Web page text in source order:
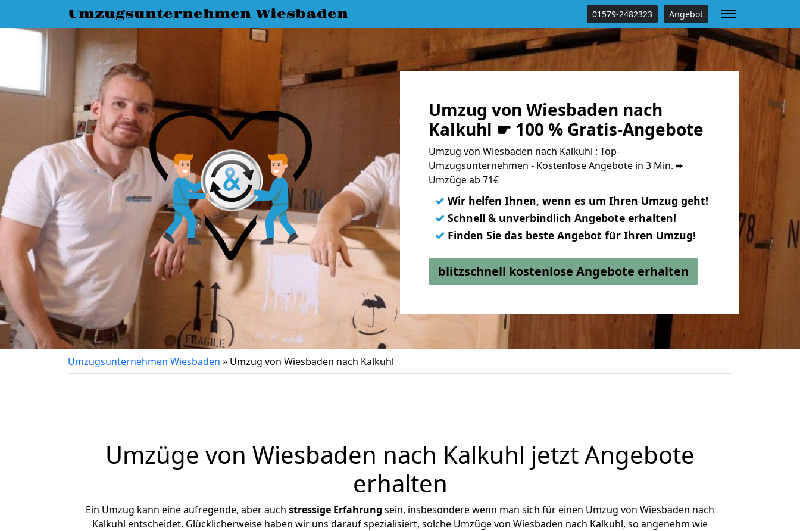
Umzugsunternehmen Wiesbaden 01579-2482323 Angebot
Umzug von Wiesbaden nach
Kalkuhl ☛ 100 % Gratis-Angebote
Umzug von Wiesbaden nach Kalkuhl : Top-
Umzugsunternehmen - Kostenlose Angebote in 3 Min. ➨
Umzüge ab 71€
✓ Wir helfen Ihnen, wenn es um Ihren Umzug geht!
✓ Schnell & unverbindlich Angebote erhalten!
✓ Finden Sie das beste Angebot für Ihren Umzug!
blitzschnell kostenlose Angebote erhalten
Umzugsunternehmen Wiesbaden » Umzug von Wiesbaden nach Kalkuhl
Umzüge von Wiesbaden nach Kalkuhl jetzt Angebote
erhalten
Ein Umzug kann eine aufregende, aber auch stressige Erfahrung sein, insbesondere wenn man sich für einen Umzug von Wiesbaden nach
Kalkuhl entscheidet. Glücklicherweise haben wir uns darauf spezialisiert, solche Umzüge von Wiesbaden nach Kalkuhl, so angenehm wie